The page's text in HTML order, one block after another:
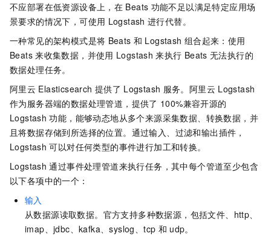
不应部署在低资源设备上，在 Beats 功能不足以满足特定应用场
景要求的情况下，可使用 Logstash 进行代替。
一种常见的架构模式是将 Beats 和 Logstash 组合起来：使用
Beats 来收集数据，并使用 Logstash 来执行 Beats 无法执行的
数据处理任务。
阿里云 Elasticsearch 提供了 Logstash 服务。阿里云 Logstash
作为服务器端的数据处理管道，提供了 100%兼容开源的
Logstash 功能，能够动态地从多个来源采集数据、转换数据，并
且将数据存储到所选择的位置。通过输入、过滤和输出插件，
Logstash 可以对任何类型的事件进行加工和转换。
Logstash 通过事件处理管道来执行任务，其中每个管道至少包含
以下各项中的一个：
输入
从数据源读取数据。官方支持多种数据源，包括文件、http、
imap、jdbc、kafka、syslog、tcp 和 udp。